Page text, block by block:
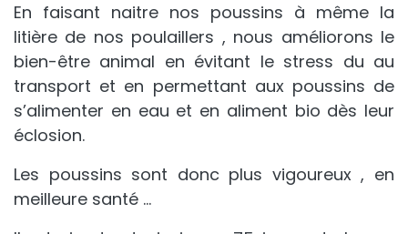
En faisant naitre nos poussins à même la
litière de nos poulaillers , nous améliorons le
bien-être animal en évitant le stress du au
transport et en permettant aux poussins de
s’alimenter en eau et en aliment bio dès leur
éclosion.
Les poussins sont donc plus vigoureux , en
meilleure santé …